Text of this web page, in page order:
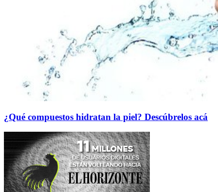
¿Qué compuestos hidratan la piel? Descúbrelos acá